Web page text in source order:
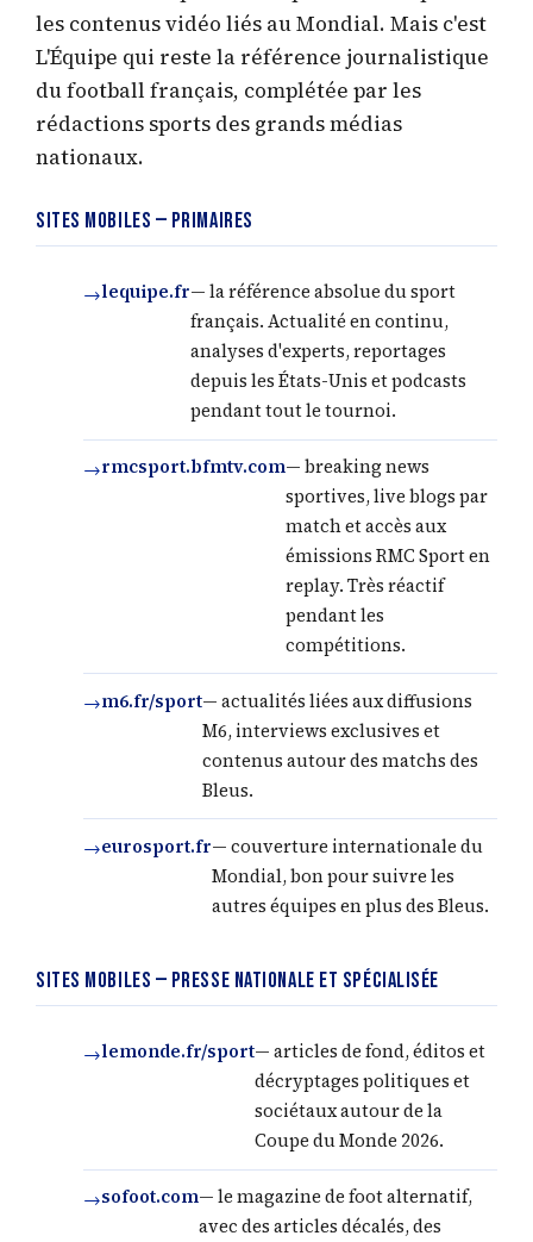
les contenus vidéo liés au Mondial. Mais c'est
L'Équipe qui reste la référence journalistique
du football français, complétée par les
rédactions sports des grands médias
nationaux.
Sites mobiles — primaires
lequipe.fr— la référence absolue du sport
français. Actualité en continu,
analyses d'experts, reportages
depuis les États-Unis et podcasts
pendant tout le tournoi.
rmcsport.bfmtv.com— breaking news
sportives, live blogs par
match et accès aux
émissions RMC Sport en
replay. Très réactif
pendant les
compétitions.
m6.fr/sport— actualités liées aux diffusions
M6, interviews exclusives et
contenus autour des matchs des
Bleus.
eurosport.fr— couverture internationale du
Mondial, bon pour suivre les
autres équipes en plus des Bleus.
Sites mobiles — presse nationale et spécialisée
lemonde.fr/sport— articles de fond, éditos et
décryptages politiques et
sociétaux autour de la
Coupe du Monde 2026.
sofoot.com— le magazine de foot alternatif,
avec des articles décalés, des